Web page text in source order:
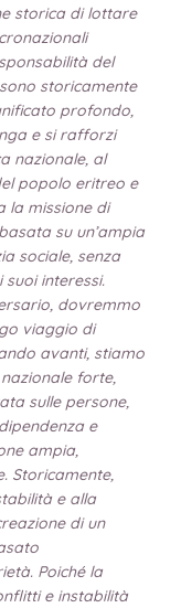
storica di lottare
del
storicamente
profondo,
e si rafforzi
nazionale, al
popolo eritreo e
la missione di
su un’ampia
sociale, senza
interessi.
dovremmo
viaggio di
avanti, stiamo
forte,
sulle persone,
e
ampia,
Storicamente,
e alla
di un
Poiché la
e instabilità